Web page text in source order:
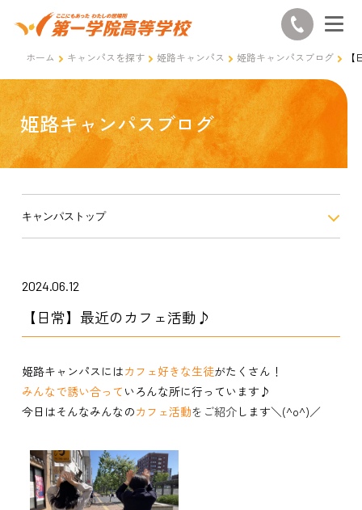
ホーム キャンパスを探す 姫路キャンパス 姫路キャンパスブログ
姫路キャンパスブログ
キャンパストップ
2024.06.12
【日常】最近のカフェ活動♪
姫路キャンパスにはカフェ好きな生徒がたくさん！
みんなで誘い合って いろんな所に行っています♪
今日はそんなみんなのカフェ活動をご紹介します＼(^o^)／